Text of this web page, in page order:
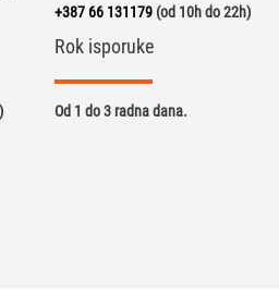
+387 66 131179 (od 10h do 22h)
Rok isporuke
Od 1 do 3 radna dana.